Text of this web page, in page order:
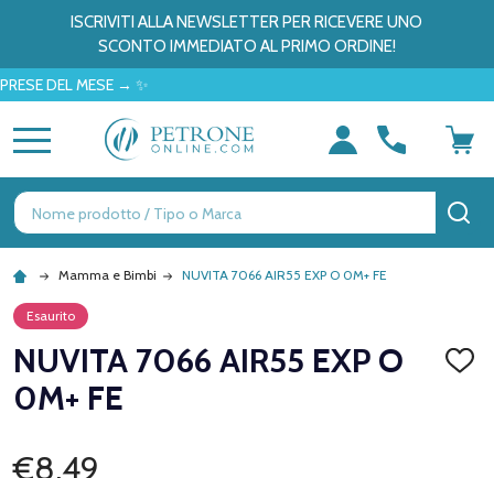
ISCRIVITI ALLA NEWSLETTER PER RICEVERE UNO
SCONTO IMMEDIATO AL PRIMO ORDINE!
MESE → ✨
Ricerca
Mamma e Bimbi NUVITA 7066 AIR55 EXP O 0M+ FE
Esaurito
NUVITA 7066 AIR55 EXP O
0M+ FE
€8,49